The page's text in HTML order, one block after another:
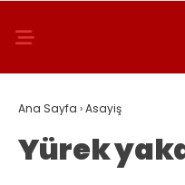
Ana Sayfa ›Asayiş
Yürek